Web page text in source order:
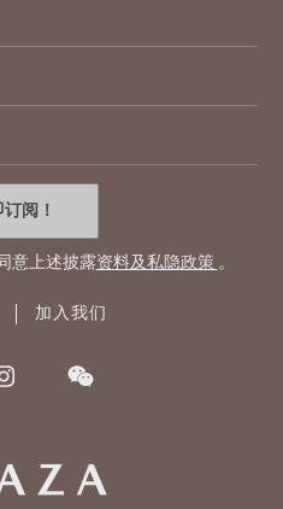
邮
件
地
址
阅！
意上述披露资料及私隐政策 。
加入我们